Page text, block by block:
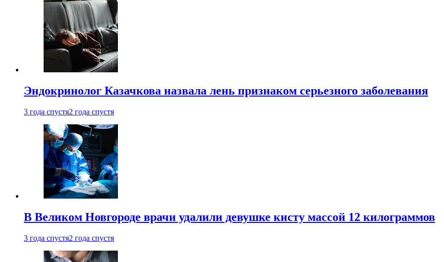
Эндокринолог Казачкова назвала лень признаком серьезного заболевания
3 года спустя2 года спустя
В Великом Новгороде врачи удалили девушке кисту массой 12 килограммов
3 года спустя2 года спустя